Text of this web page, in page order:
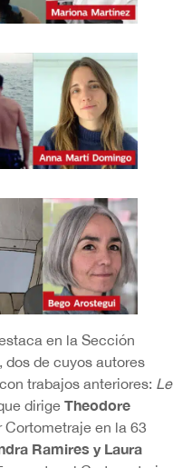
en la Sección
de cuyos autores
trabajos anteriores: Le
dirige Theodore
Cortometraje en la 63
Ramires y Laura